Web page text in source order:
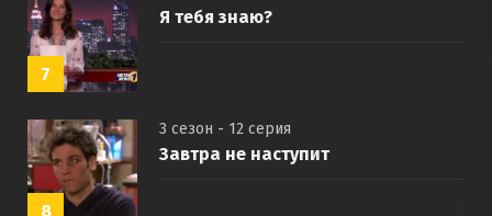
7
Я тебя знаю?
8
3 сезон - 12 серия
Завтра не наступит